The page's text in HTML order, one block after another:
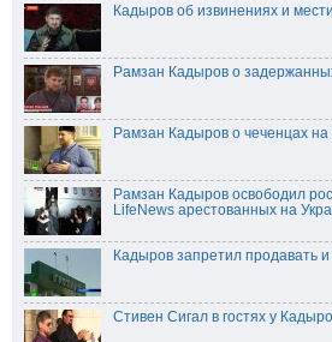
Кадыров об извинениях и мести
Рамзан Кадыров о
Рамзан Кадыров о чеченцах на
Рамзан Кадыров освободил
LifeNews арестованных на
Кадыров запретил продавать
Стивен Сигал в гостях у